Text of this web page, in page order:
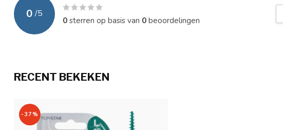
0 /5
0sterren op basis van 0beoordelingen
RECENT BEKEKEN
-37%